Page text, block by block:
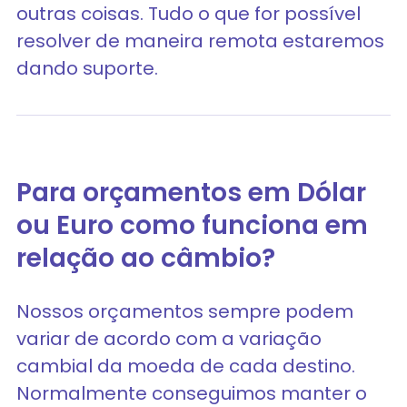
outras coisas. Tudo o que for possível
resolver de maneira remota estaremos
dando suporte.
Para orçamentos em Dólar
ou Euro como funciona em
relação ao câmbio?
Nossos orçamentos sempre podem
variar de acordo com a variação
cambial da moeda de cada destino.
Normalmente conseguimos manter o